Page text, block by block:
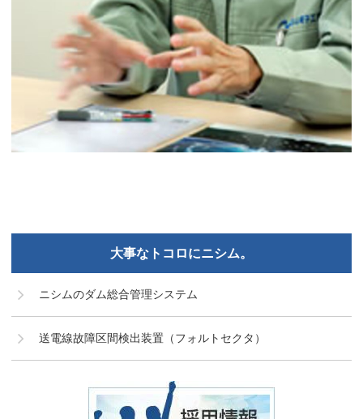
大事なトコロにニシム。
ニシムのダム総合管理システム
送電線故障区間検出装置（フォルトセクタ）